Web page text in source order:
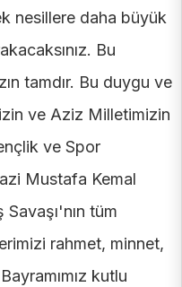
nesillere daha büyük
Bu
tamdır. Bu duygu ve
ve Aziz Milletimizin
ve Spor
Mustafa Kemal
tüm
rahmet, minnet,
kutlu